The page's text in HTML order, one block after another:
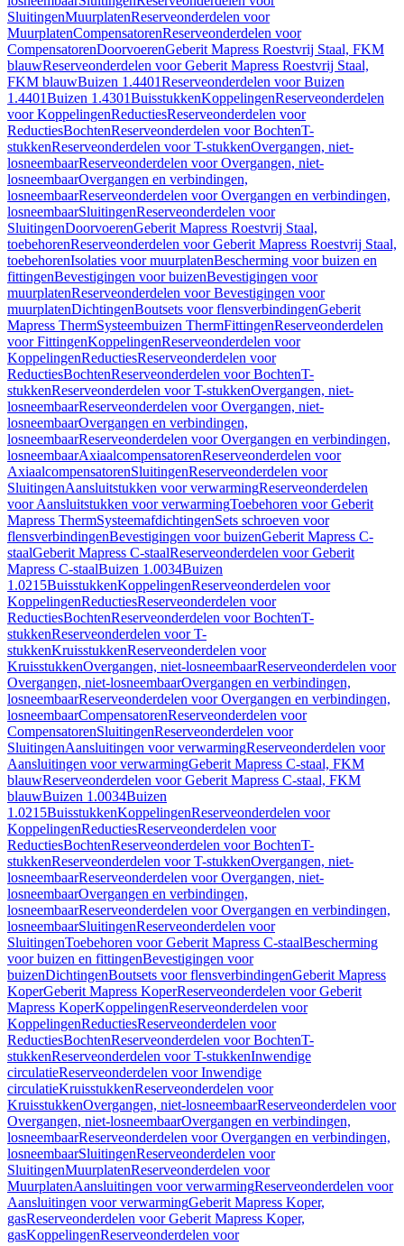
SluitingenMuurplatenReserveonderdelen voor
MuurplatenCompensatorenReserveonderdelen voor
CompensatorenDoorvoerenGeberit Mapress Roestvrij Staal, FKM
blauwReserveonderdelen voor Geberit Mapress Roestvrij Staal,
FKM blauwBuizen 1.4401Reserveonderdelen voor Buizen
1.4401Buizen 1.4301BuisstukkenKoppelingenReserveonderdelen
voor KoppelingenReductiesReserveonderdelen voor
ReductiesBochtenReserveonderdelen voor BochtenT-
stukkenReserveonderdelen voor T-stukkenOvergangen, niet-
losneembaarReserveonderdelen voor Overgangen, niet-
losneembaarOvergangen en verbindingen,
losneembaarReserveonderdelen voor Overgangen en verbindingen,
losneembaarSluitingenReserveonderdelen voor
SluitingenDoorvoerenGeberit Mapress Roestvrij Staal,
toebehorenReserveonderdelen voor Geberit Mapress Roestvrij Staal,
toebehorenIsolaties voor muurplatenBescherming voor buizen en
fittingenBevestigingen voor buizenBevestigingen voor
muurplatenReserveonderdelen voor Bevestigingen voor
muurplatenDichtingenBoutsets voor flensverbindingenGeberit
Mapress ThermSysteembuizen ThermFittingenReserveonderdelen
voor FittingenKoppelingenReserveonderdelen voor
KoppelingenReductiesReserveonderdelen voor
ReductiesBochtenReserveonderdelen voor BochtenT-
stukkenReserveonderdelen voor T-stukkenOvergangen, niet-
losneembaarReserveonderdelen voor Overgangen, niet-
losneembaarOvergangen en verbindingen,
losneembaarReserveonderdelen voor Overgangen en verbindingen,
losneembaarAxiaalcompensatorenReserveonderdelen voor
AxiaalcompensatorenSluitingenReserveonderdelen voor
SluitingenAansluitstukken voor verwarmingReserveonderdelen
voor Aansluitstukken voor verwarmingToebehoren voor Geberit
Mapress ThermSysteemafdichtingenSets schroeven voor
flensverbindingenBevestigingen voor buizenGeberit Mapress C-
staalGeberit Mapress C-staalReserveonderdelen voor Geberit
Mapress C-staalBuizen 1.0034Buizen
1.0215BuisstukkenKoppelingenReserveonderdelen voor
KoppelingenReductiesReserveonderdelen voor
ReductiesBochtenReserveonderdelen voor BochtenT-
stukkenReserveonderdelen voor T-
stukkenKruisstukkenReserveonderdelen voor
KruisstukkenOvergangen, niet-losneembaarReserveonderdelen voor
Overgangen, niet-losneembaarOvergangen en verbindingen,
losneembaarReserveonderdelen voor Overgangen en verbindingen,
losneembaarCompensatorenReserveonderdelen voor
CompensatorenSluitingenReserveonderdelen voor
SluitingenAansluitingen voor verwarmingReserveonderdelen voor
Aansluitingen voor verwarmingGeberit Mapress C-staal, FKM
blauwReserveonderdelen voor Geberit Mapress C-staal, FKM
blauwBuizen 1.0034Buizen
1.0215BuisstukkenKoppelingenReserveonderdelen voor
KoppelingenReductiesReserveonderdelen voor
ReductiesBochtenReserveonderdelen voor BochtenT-
stukkenReserveonderdelen voor T-stukkenOvergangen, niet-
losneembaarReserveonderdelen voor Overgangen, niet-
losneembaarOvergangen en verbindingen,
losneembaarReserveonderdelen voor Overgangen en verbindingen,
losneembaarSluitingenReserveonderdelen voor
SluitingenToebehoren voor Geberit Mapress C-staalBescherming
voor buizen en fittingenBevestigingen voor
buizenDichtingenBoutsets voor flensverbindingenGeberit Mapress
KoperGeberit Mapress KoperReserveonderdelen voor Geberit
Mapress KoperKoppelingenReserveonderdelen voor
KoppelingenReductiesReserveonderdelen voor
ReductiesBochtenReserveonderdelen voor BochtenT-
stukkenReserveonderdelen voor T-stukkenInwendige
circulatieReserveonderdelen voor Inwendige
circulatieKruisstukkenReserveonderdelen voor
KruisstukkenOvergangen, niet-losneembaarReserveonderdelen voor
Overgangen, niet-losneembaarOvergangen en verbindingen,
losneembaarReserveonderdelen voor Overgangen en verbindingen,
losneembaarSluitingenReserveonderdelen voor
SluitingenMuurplatenReserveonderdelen voor
MuurplatenAansluitingen voor verwarmingReserveonderdelen voor
Aansluitingen voor verwarmingGeberit Mapress Koper,
gasReserveonderdelen voor Geberit Mapress Koper,
gasKoppelingenReserveonderdelen voor